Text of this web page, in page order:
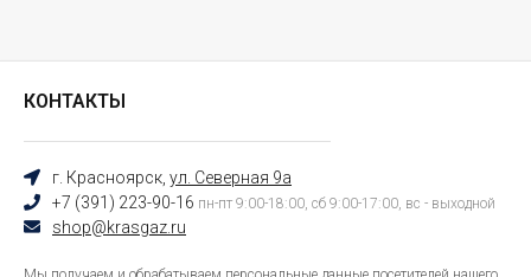
КОНТАКТЫ
г. Красноярск, ул. Северная 9а
+7 (391) 223-90-16 пн-пт 9:00-18:00, сб 9:00-17:00, вс - выходной
shop@krasgaz.ru